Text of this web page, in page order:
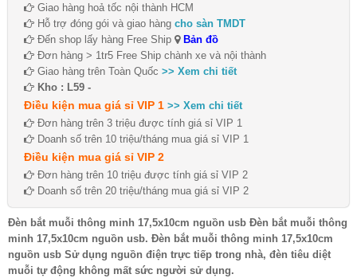
Giao hàng hoả tốc nội thành HCM
Hỗ trợ đóng gói và giao hàng cho sàn TMDT
Đến shop lấy hàng Free Ship
Bản đồ
Đơn hàng > 1tr5 Free Ship chành xe và nội thành
Giao hàng trên Toàn Quốc >> Xem chi tiết
Kho : L59 -
Điều kiện mua giá sỉ VIP 1 >> Xem chi tiết
Đơn hàng trên 3 triệu được tính giá sỉ VIP 1
Doanh số trên 10 triệu/tháng mua giá sỉ VIP 1
Điều kiện mua giá sỉ VIP 2
Đơn hàng trên 10 triệu được tính giá sỉ VIP 2
Doanh số trên 20 triệu/tháng mua giá sỉ VIP 2
Đèn bắt muỗi thông minh 17,5x10cm nguồn usb Đèn bắt muỗi thông
minh 17,5x10cm nguồn usb. Đèn bắt muỗi thông minh 17,5x10cm
nguồn usb Sử dụng nguồn điện trực tiếp trong nhà, đèn tiêu diệt
muỗi tự động không mất sức người sử dụng.